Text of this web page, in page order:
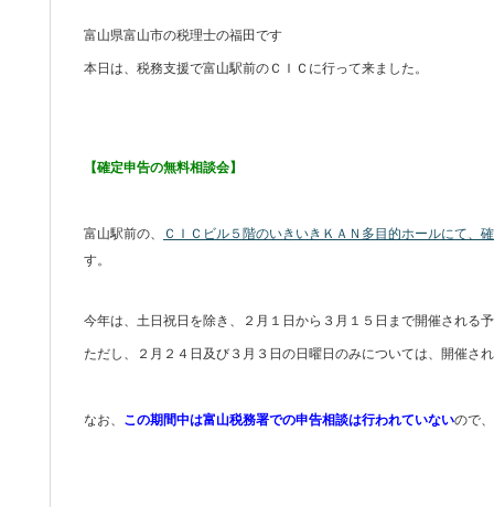
富山県富山市の税理士の福田です
本日は、税務支援で富山駅前のＣＩＣに行って来ました。
【確定申告の無料相談会】
富山駅前の、
ＣＩＣビル５階のいきいきＫＡＮ多目的ホールにて、
す。
今年は、土日祝日を除き、２月１日から３月１５日まで開催される
ただし、２月２４日及び３月３日の日曜日のみについては、開催さ
なお、 この期間中は富山税務署での申告相談は行われていないので